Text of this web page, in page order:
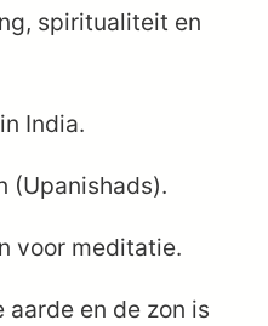
spiritualiteit en
India.
(Upanishads).
voor meditatie.
en de zon is